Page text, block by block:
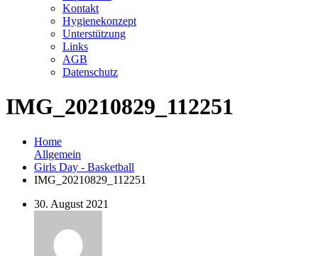
Kontakt
Hygienekonzept
Unterstützung
Links
AGB
Datenschutz
IMG_20210829_112251
Home
Allgemein
Girls Day - Basketball
IMG_20210829_112251
30. August 2021